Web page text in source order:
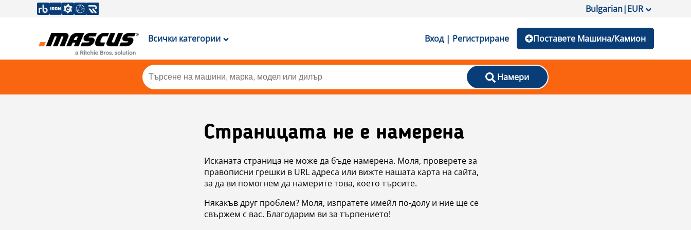
Bulgarian|EUR
Всички категории Вход | Регистриране Поставете Машина/Камион
Намери
Страницата не е намерена
Исканата страница не може да бъде намерена. Моля, проверете за
правописни грешки в URL адреса или вижте нашата карта на сайта,
за да ви помогнем да намерите това, което търсите.
Някакъв друг проблем? Моля, изпратете имейл по-долу и ние ще се
свържем с вас. Благодарим ви за търпението!